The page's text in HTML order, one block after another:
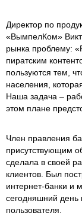
Директор по
«ВымпелКом»
рынка проблему:
пиратским
пользуются тем,
населения,
Наша задача –
этом плане
Член правления
присутствующим
сделала в своей
клиентов. Был
интернет-банки и
сегодняшний день
пользователя.